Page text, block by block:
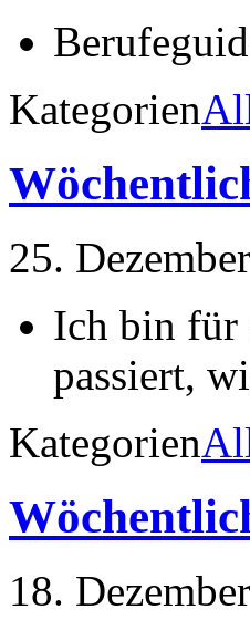
Kategorien
25.
Ich bin für
passiert,
Kategorien
18.